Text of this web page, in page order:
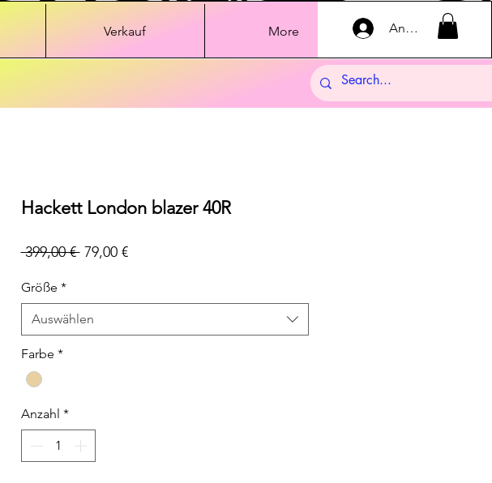
Verkauf More Anmelden
Hackett London blazer 40R
399,00 € Standardpreis
79,00 €Sale-
Größe *
Auswählen
Farbe *
Anzahl *